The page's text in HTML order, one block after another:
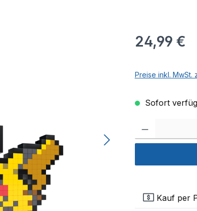
24,99 €
Preise inkl. MwSt.
Sofort
Kauf per